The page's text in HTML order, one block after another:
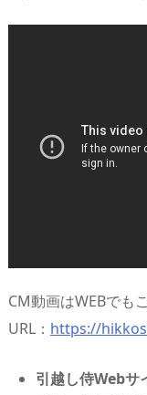
CM動画はWEBでも
URL： https://
引越し侍Webサ